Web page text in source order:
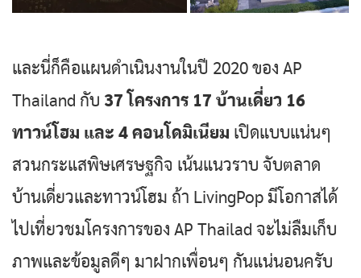
และนี่ก็คือแผนดำเนินงานในปี 2020 ของ AP
Thailand กับ 37 โครงการ 17 บ้านเดี่ยว 16
ทาวน์โฮม และ 4 คอนโดมิเนียม เปิดแบบแน่นๆ
สวนกระแสพิษเศรษฐกิจ เน้นแนวราบ จับตลาด
บ้านเดี่ยวและทาวน์โฮม ถ้า LivingPop มีโอกาสได้
ไปเที่ยวชมโครงการของ AP Thailad จะไม่ลืมเก็บ
ภาพและข้อมูลดีๆ มาฝากเพื่อนๆ กันแน่นอนครับ